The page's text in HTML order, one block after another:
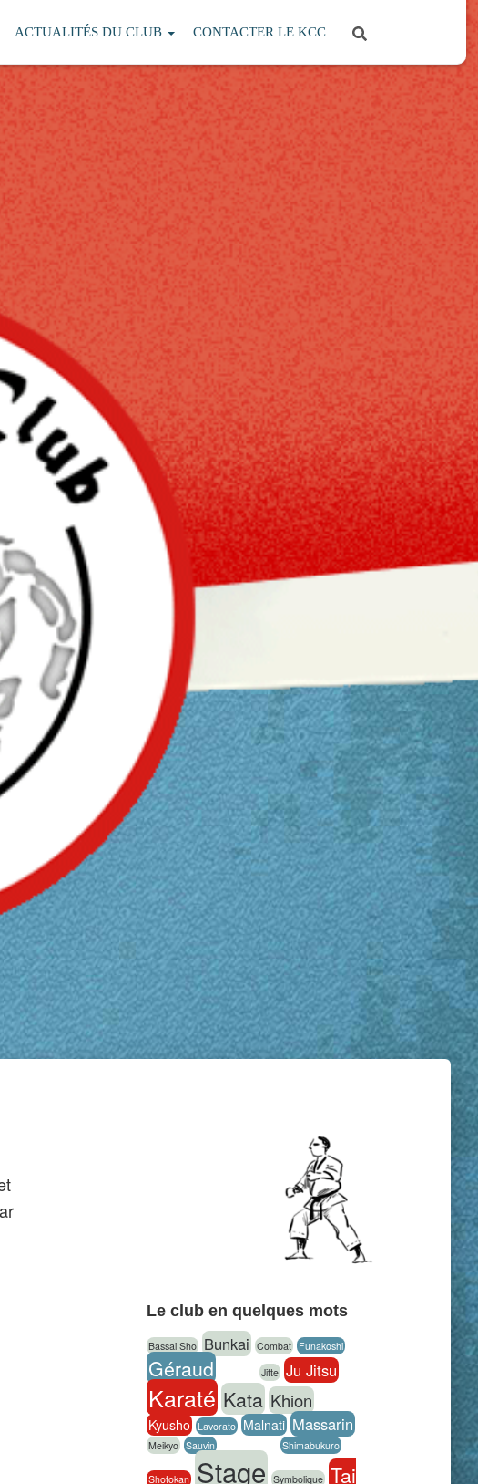
ACTUALITÉS DU CLUB CONTACTER LE KCC
Le club en quelques mots
Bassai Sho Bunkai Combat Funakoshi
Géraud Jitte Ju Jitsu
Karaté Kata Khion
Kyusho Lavorato Malnati Massarin
Meikyo Sauvin Shimabukuro
Shotokan Stage Symbolique Tai